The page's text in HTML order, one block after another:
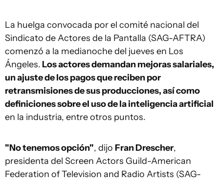
La huelga convocada por el comité nacional del
Sindicato de Actores de la Pantalla (SAG-AFTRA)
comenzó a la medianoche del jueves en Los
Ángeles. Los actores demandan mejoras salariales,
un ajuste de los pagos que reciben por
retransmisiones de sus producciones, así como
definiciones sobre el uso de la inteligencia artificial
en la industria, entre otros puntos.
"No tenemos opción", dijo Fran Drescher,
presidenta del Screen Actors Guild-American
Federation of Television and Radio Artists (SAG-